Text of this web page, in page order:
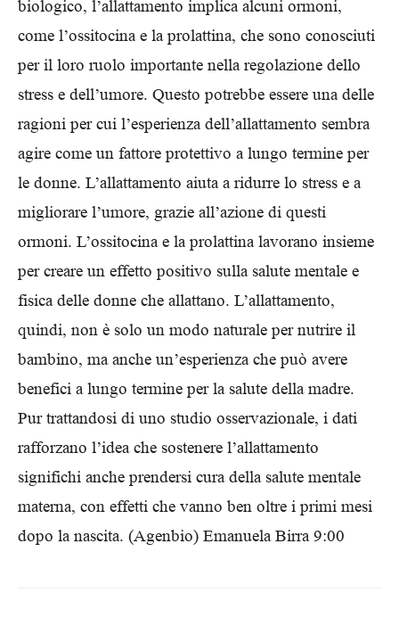
biologico, l’allattamento implica alcuni ormoni,
come l’ossitocina e la prolattina, che sono conosciuti
per il loro ruolo importante nella regolazione dello
stress e dell’umore. Questo potrebbe essere una delle
ragioni per cui l’esperienza dell’allattamento sembra
agire come un fattore protettivo a lungo termine per
le donne. L’allattamento aiuta a ridurre lo stress e a
migliorare l’umore, grazie all’azione di questi
ormoni. L’ossitocina e la prolattina lavorano insieme
per creare un effetto positivo sulla salute mentale e
fisica delle donne che allattano. L’allattamento,
quindi, non è solo un modo naturale per nutrire il
bambino, ma anche un’esperienza che può avere
benefici a lungo termine per la salute della madre.
Pur trattandosi di uno studio osservazionale, i dati
rafforzano l’idea che sostenere l’allattamento
significhi anche prendersi cura della salute mentale
materna, con effetti che vanno ben oltre i primi mesi
dopo la nascita. (Agenbio) Emanuela Birra 9:00